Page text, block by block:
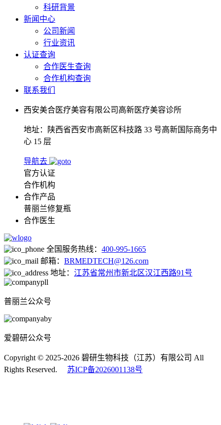
科研背景
新闻中心
公司新闻
行业资讯
认证查询
合作医生查询
合作机构查询
联系我们
西安美合医疗美容有限公司高新医疗美容诊所
地址：陕西省西安市高新区科技路 33 号高新国际商务中
心 15 层
导航去
官方认证
合作机构
合作产品
普丽兰修复瓶
合作医生
全国服务热线： 400-995-1665
邮箱： BRMEDTECH@126.com
地址： 江苏省常州市新北区汉江西路91号
普丽兰公众号
爱碧研公众号
Copyright © 2025-2026 碧研生物科技（江苏）有限公司 All
Rights Reserved. 苏ICP备2026001138号